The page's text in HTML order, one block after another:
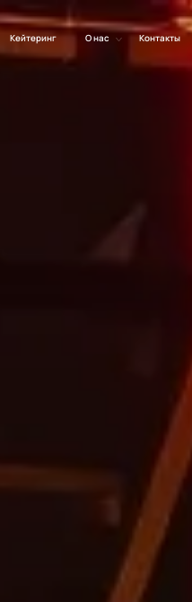
Кейтеринг О нас Контакты